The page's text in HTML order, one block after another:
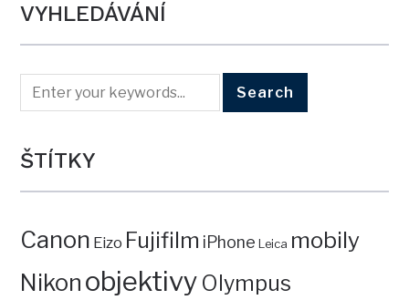
VYHLEDÁVÁNÍ
ŠTÍTKY
Canon Eizo Fujifilm iPhone Leica mobily
Nikon objektivy Olympus